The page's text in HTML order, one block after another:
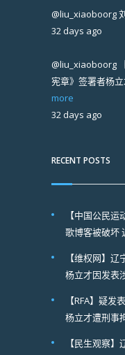
@liu_xiaoboorg
32 days ago
@liu_xiaoboorg
宪章》签署者杨
more
32 days ago
RECENT POSTS
【中国公民
歌博客被破坏
【维权网】
杨立才因发表
【RFA】疑
杨立才遭刑事
【民生观察